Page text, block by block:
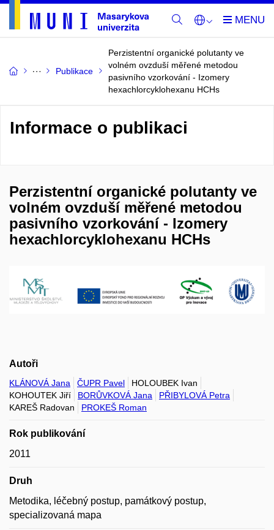
Publikace
Perzistentní organické polutanty ve
volném ovzduší měřené metodou
pasivního vzorkování - Izomery
hexachlorcyklohexanu HCHs
Informace o publikaci
Perzistentní organické polutanty ve
volném ovzduší měřené metodou
pasivního vzorkování - Izomery
hexachlorcyklohexanu HCHs
Autoři
KLÁNOVÁ Jana ČUPR Pavel
HOLOUBEK Ivan
KOHOUTEK Jiří
BORŮVKOVÁ Jana
PŘIBYLOVÁ Petra
KAREŠ Radovan
PROKEŠ Roman
Rok publikování
2011
Druh
Metodika, léčebný postup, památkový postup,
specializovaná mapa